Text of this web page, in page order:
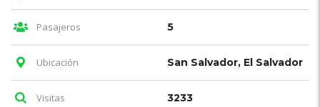
Pasajeros 5
Ubicación San Salvador, El Salvador
Visitas 3233